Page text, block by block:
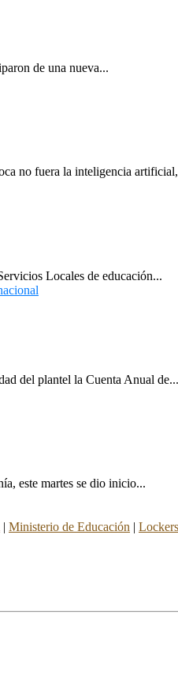
de una nueva...
no fuera la inteligencia
Locales de educación...
del plantel la Cuenta Anual de...
este martes se dio inicio...
Ministerio de Educación